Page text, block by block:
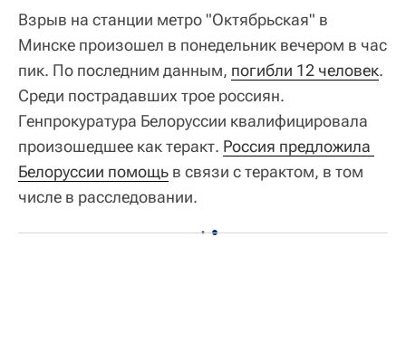
Взрыв на станции метро "Октябрьская" в
Минске произошел в понедельник вечером в час
пик. По последним данным, погибли 12 человек.
Среди пострадавших трое россиян.
Генпрокуратура Белоруссии квалифицировала
произошедшее как теракт. Россия предложила
Белоруссии помощь в связи с терактом, в том
числе в расследовании.